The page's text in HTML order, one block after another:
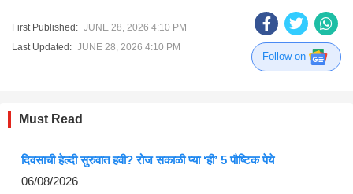
First Published: JUNE 28, 2026 4:10 PM
Last Updated: JUNE 28, 2026 4:10 PM
Follow on
Must Read
दिवसाची हेल्दी सुरुवात हवी? रोज सकाळी प्या ‘ही’ 5 पौष्टिक पेये
06/08/2026